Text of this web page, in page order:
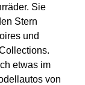
Sie
Stern
und
etwas im
von